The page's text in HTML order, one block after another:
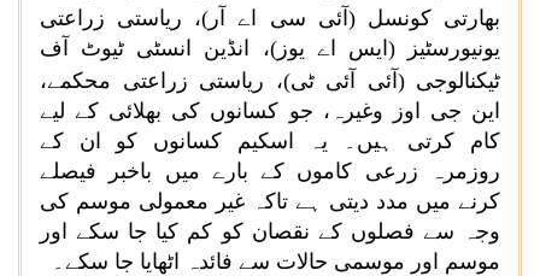
بھارتی کونسل (آئی سی اے آر)، ریاستی زراعتی
یونیورسٹیز (ایس اے یوز)، انڈین انسٹی ٹیوٹ آف
ٹیکنالوجی (آئی آئی ٹی)، ریاستی زراعتی محکمے،
این جی اوز وغیرہ، جو کسانوں کی بھلائی کے لیے
کام کرتی ہیں۔ یہ اسکیم کسانوں کو ان کے
روزمرہ زرعی کاموں کے بارے میں باخبر فیصلے
کرنے میں مدد دیتی ہے تاکہ غیر معمولی موسم کی
وجہ سے فصلوں کے نقصان کو کم کیا جا سکے اور
موسم اور موسمی حالات سے فائدہ اٹھایا جا سکے۔